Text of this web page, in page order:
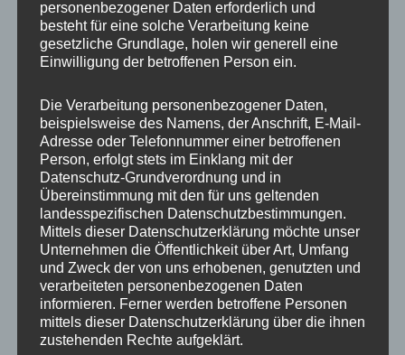
MP Mario Porten
Beratung
Training
Coaching
Impulsvorträge
NEWS ABONNIEREN?
personenbezogener Daten erforderlich und
besteht für eine solche Verarbeitung keine
gesetzliche Grundlage, holen wir generell eine
Einwilligung der betroffenen Person ein.
Die Verarbeitung personenbezogener Daten,
beispielsweise des Namens, der Anschrift, E-Mail-
Adresse oder Telefonnummer einer betroffenen
Person, erfolgt stets im Einklang mit der
Datenschutz-Grundverordnung und in
Übereinstimmung mit den für uns geltenden
landesspezifischen Datenschutzbestimmungen.
Mittels dieser Datenschutzerklärung möchte unser
Unternehmen die Öffentlichkeit über Art, Umfang
und Zweck der von uns erhobenen, genutzten und
verarbeiteten personenbezogenen Daten
informieren. Ferner werden betroffene Personen
mittels dieser Datenschutzerklärung über die ihnen
zustehenden Rechte aufgeklärt.